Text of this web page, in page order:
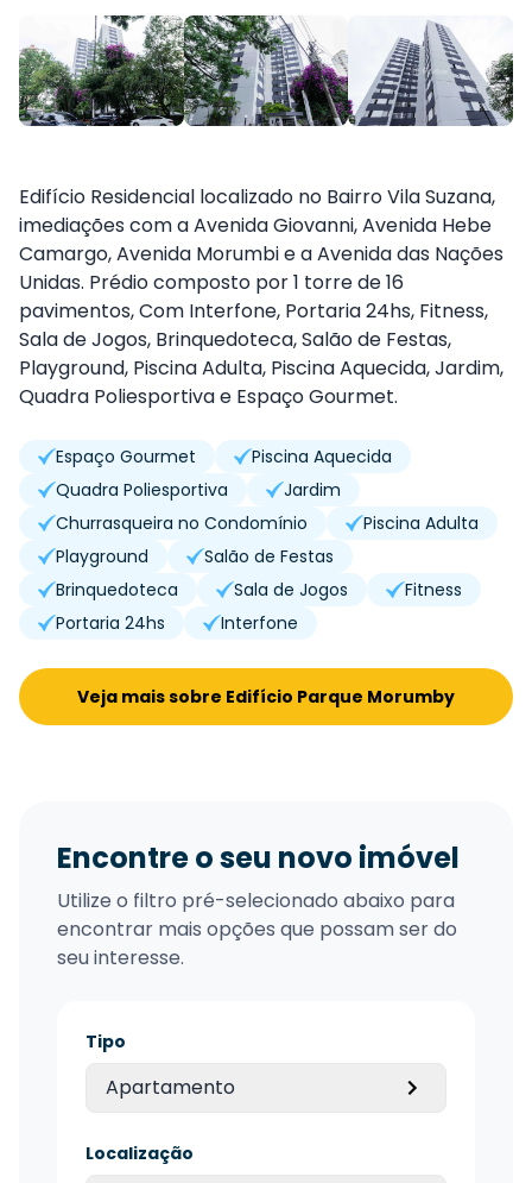
Edifício Residencial localizado no Bairro Vila Suzana,
imediações com a Avenida Giovanni, Avenida Hebe
Camargo, Avenida Morumbi e a Avenida das Nações
Unidas. Prédio composto por 1 torre de 16
pavimentos, Com Interfone, Portaria 24hs, Fitness,
Sala de Jogos, Brinquedoteca, Salão de Festas,
Playground, Piscina Adulta, Piscina Aquecida, Jardim,
Quadra Poliesportiva e Espaço Gourmet.
Espaço Gourmet
Piscina Aquecida
Quadra Poliesportiva
Jardim
Churrasqueira no Condomínio
Piscina Adulta
Playground
Salão de Festas
Brinquedoteca
Sala de Jogos
Fitness
Portaria 24hs
Interfone
Veja mais sobre Edifício Parque Morumby
Encontre o seu novo imóvel
Utilize o filtro pré-selecionado abaixo para
encontrar mais opções que possam ser do
seu interesse.
Tipo
Apartamento
Localização